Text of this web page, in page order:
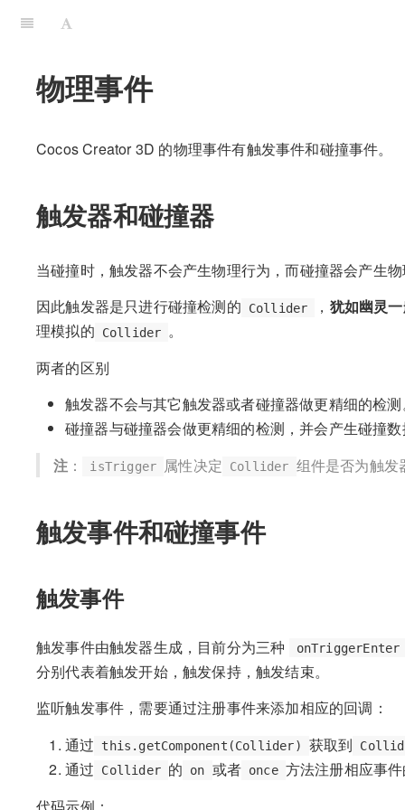
物理事件
Cocos Creator 3D 的物理事件有触发事件和碰撞事件。
触发器和碰撞器
当碰撞时，触发器不会产生物理行为，而碰撞器会产生
因此触发器是只进行碰撞检测的
Collider ， 犹如幽灵
理模拟的
Collider 。
两者的区别
触发器不会与其它触发器或者碰撞器做更精细的检
碰撞器与碰撞器会做更精细的检测，并会产生碰撞
注 ： isTrigger 属性决定 Collider 组件是否为触发
触发事件和碰撞事件
触发事件
触发事件由触发器生成，目前分为三种 onTriggerEnter
分别代表着触发开始，触发保持，触发结束。
监听触发事件，需要通过注册事件来添加相应的回调：
通过
this.getComponent(Collider) 获取到
通过 Collider 的 on 或者 once 方法注册相应事
代码示例：